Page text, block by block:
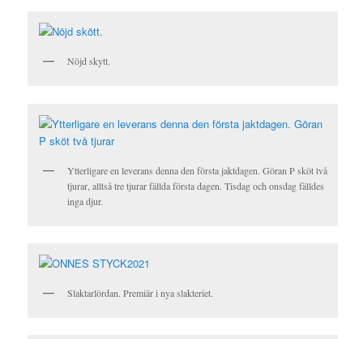
Nöjd skytt.
Ytterligare en leverans denna den första jaktdagen. Göran P sköt två
tjurar, alltså tre tjurar fällda första dagen. Tisdag och onsdag fälldes
inga djur.
Slaktarlördan. Premiär i nya slakteriet.